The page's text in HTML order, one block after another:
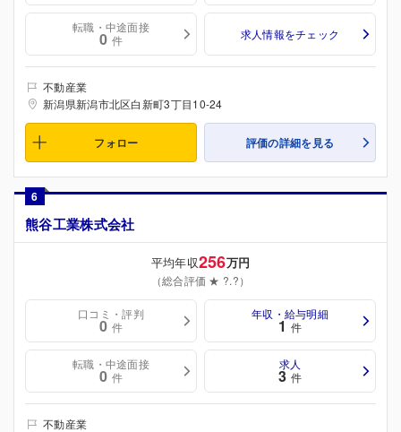
転職・中途面接
0 件 求人情報をチェック
不動産業
新潟県新潟市北区白新町3丁目10-24
フォロー 評価の詳細を見る
6
熊谷工業株式会社
平均年収256万円
（総合評価 ★ ?.?）
口コミ・評判
0 件
年収・給与明細
1 件
転職・中途面接
0 件
求人
3 件
不動産業